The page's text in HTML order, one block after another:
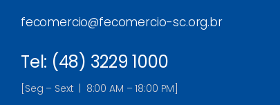
fecomercio@fecomercio-sc.org.br
Tel: (48) 3229 1000
[Seg – Sext | 8:00 AM – 18:00 PM]